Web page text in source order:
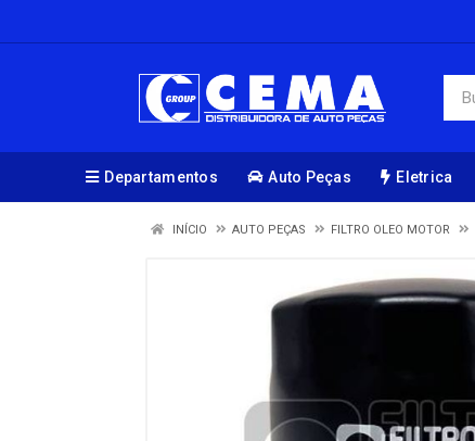
Departamentos Auto Peças Eletrica
INÍCIO AUTO PEÇAS FILTRO OLEO MOTOR